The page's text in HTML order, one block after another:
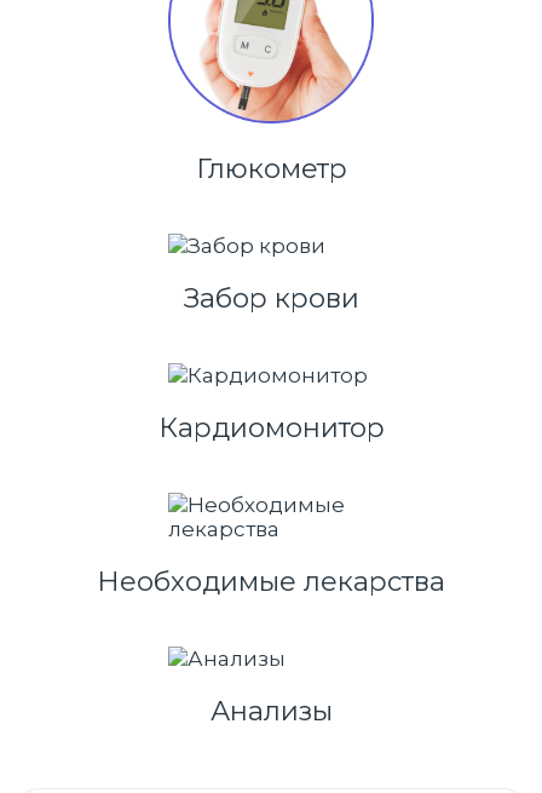
Глюкометр
Забор крови
Кардиомонитор
Необходимые лекарства
Анализы